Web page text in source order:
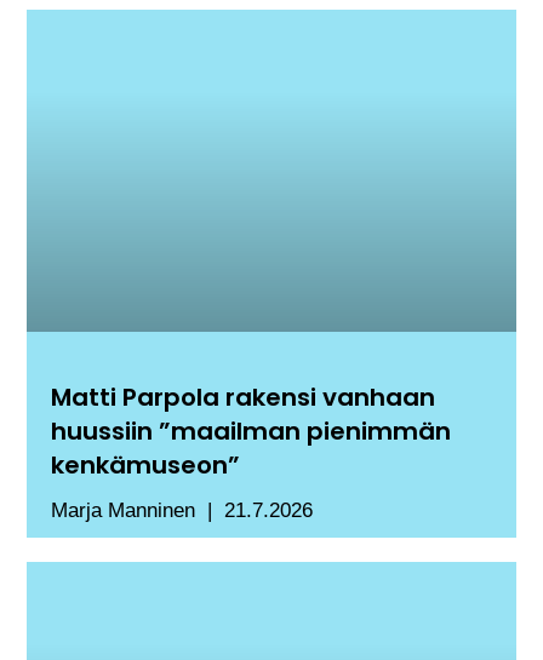
Matti Parpola rakensi vanhaan
huussiin ”maailman pienimmän
kenkämuseon”
Marja Manninen 21.7.2026